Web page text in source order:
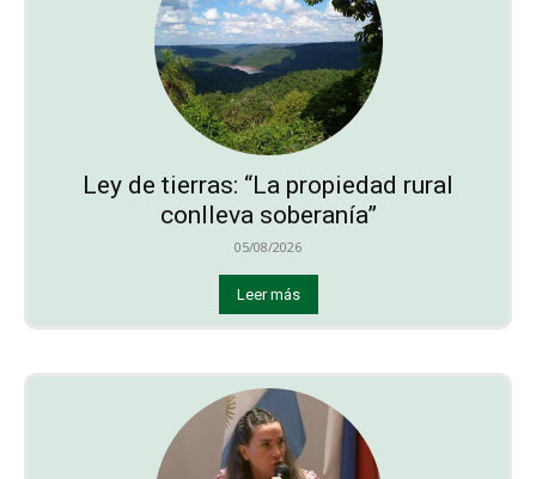
Ley de tierras: “La propiedad rural
conlleva soberanía”
05/08/2026
Leer más